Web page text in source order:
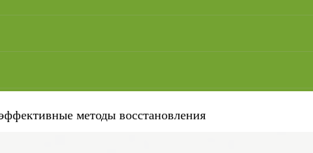
методы восстановления